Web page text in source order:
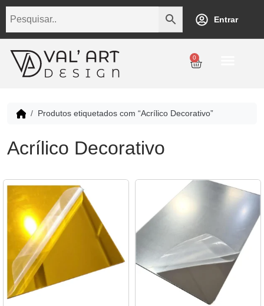
Entrar
0
Produtos etiquetados com “Acrílico Decorativo”
Acrílico Decorativo